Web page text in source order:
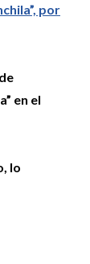
por
en el
lo